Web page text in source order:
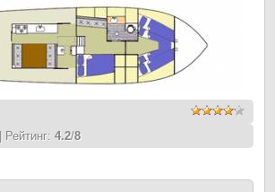
Рейтинг: 4.2/8